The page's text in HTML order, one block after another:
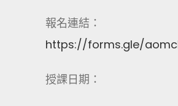
報名連結：
https://forms.gle/
授課日期：